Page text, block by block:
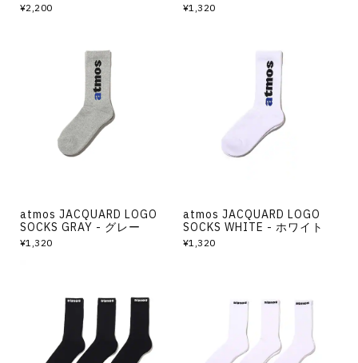
¥2,200 ¥1,320
atmos JACQUARD LOGO
SOCKS GRAY - グレー
¥1,320
atmos JACQUARD LOGO
SOCKS WHITE - ホワイト
¥1,320